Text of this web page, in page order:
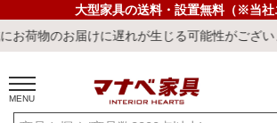
大型家具の送料・設置無料（※当社
に遅れが生じる可能性がございます。ご迷
MENU
ご利用ガイド 新規会員登録